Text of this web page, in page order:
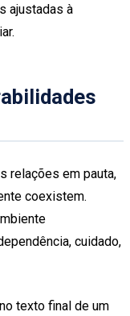
ajustadas à
relações em pauta,
coexistem.
cuidado,
texto final de um